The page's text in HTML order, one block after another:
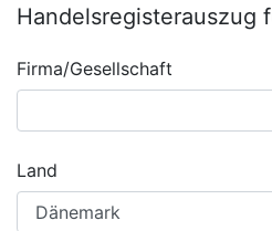
Handelsregisterauszug
Firma/Gesellschaft
Land